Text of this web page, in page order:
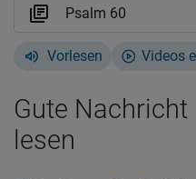
Vorlesen Videos
Gute Nachricht
lesen